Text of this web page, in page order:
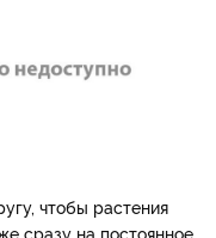
чтобы растения
сразу на постоянное